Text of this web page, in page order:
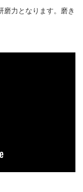
磨力となります。磨き